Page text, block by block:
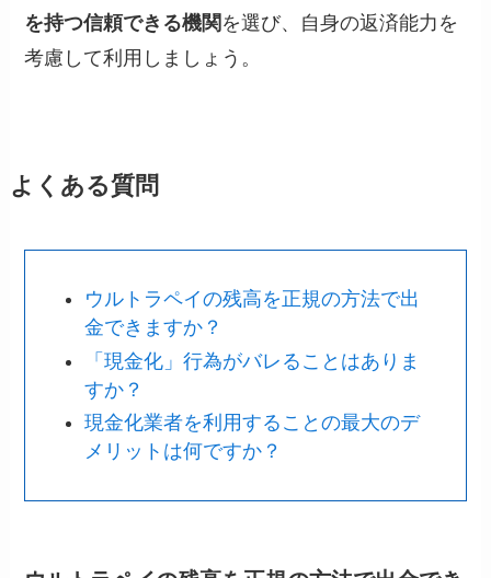
を持つ信頼できる機関 を選び、自身の返済能力を
考慮して利用しましょう。
よくある質問
ウルトラペイの残高を正規の方法で出
金できますか？
「現金化」行為がバレることはありま
すか？
現金化業者を利用することの最大のデ
メリットは何ですか？